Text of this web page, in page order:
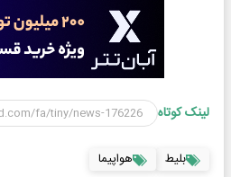
لینک کوتاه
بلیط هواپیما